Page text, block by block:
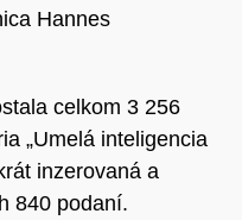
Hannes
celkom 3 256
„Umelá inteligencia
inzerovaná a
840 podaní.